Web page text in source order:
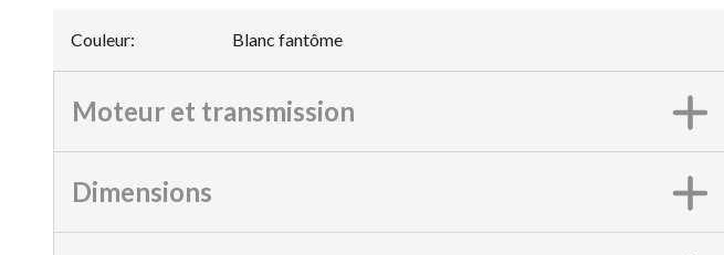
Couleur: Blanc fantôme
Moteur et transmission
Dimensions